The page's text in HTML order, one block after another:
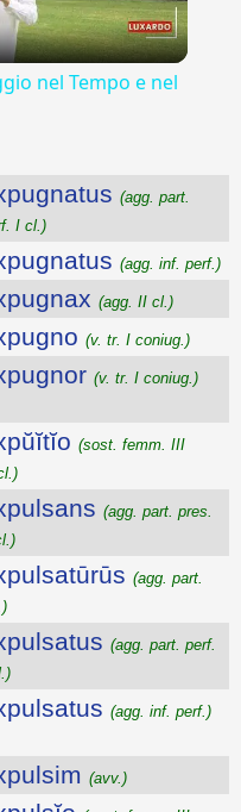
nel Tempo e nel
(agg. part.
I cl.)
(agg. inf. perf.)
(agg. II cl.)
(v. tr. I coniug.)
(v. tr. I coniug.)
(sost. femm. III
(agg. part. pres.
(agg. part.
(agg. part. perf.
(agg. inf. perf.)
(avv.)